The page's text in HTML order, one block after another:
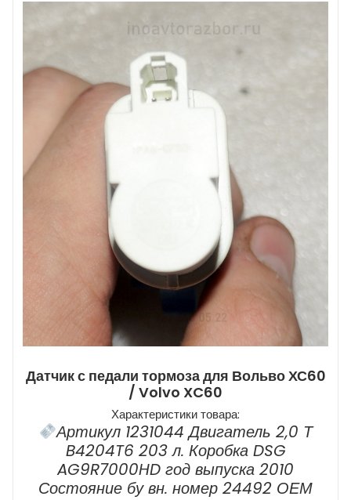
Датчик с педали тормоза для Вольво ХС60
/ Volvo XC60
Характеристики товара:
Артикул 1231044 Двигатель 2,0 Т
B4204T6 203 л. Коробка DSG
AG9R7000HD год выпуска 2010
Состояние бу вн. номер 24492 ОЕМ